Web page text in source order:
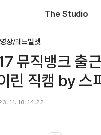
The Studio
상/레드벨벳
뮤직뱅크 출
린 직캠 by 스
11. 18. 14:22